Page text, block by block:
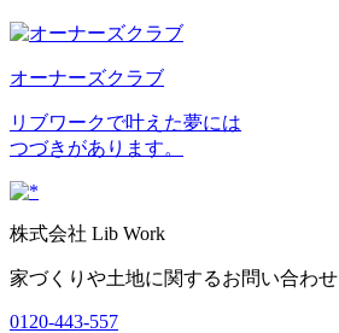
オーナーズクラブ
リブワークで叶えた夢には
つづきがあります。
株式会社 Lib Work
家づくりや土地に関するお問い合わせ
0120-443-557